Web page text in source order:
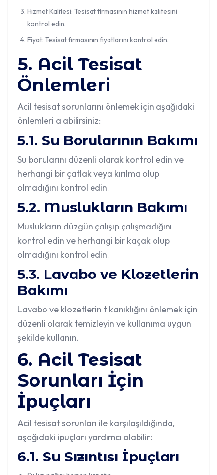
Hizmet Kalitesi: Tesisat firmasının hizmet kalitesini
kontrol edin.
Fiyat: Tesisat firmasının fiyatlarını kontrol edin.
5. Acil Tesisat
Önlemleri
Acil tesisat sorunlarını önlemek için aşağıdaki
önlemleri alabilirsiniz:
5.1. Su Borularının Bakımı
Su borularını düzenli olarak kontrol edin ve
herhangi bir çatlak veya kırılma olup
olmadığını kontrol edin.
5.2. Muslukların Bakımı
Muslukların düzgün çalışıp çalışmadığını
kontrol edin ve herhangi bir kaçak olup
olmadığını kontrol edin.
5.3. Lavabo ve Klozetlerin
Bakımı
Lavabo ve klozetlerin tıkanıklığını önlemek için
düzenli olarak temizleyin ve kullanıma uygun
şekilde kullanın.
6. Acil Tesisat
Sorunları İçin
İpuçları
Acil tesisat sorunları ile karşılaşıldığında,
aşağıdaki ipuçları yardımcı olabilir:
6.1. Su Sızıntısı İpuçları